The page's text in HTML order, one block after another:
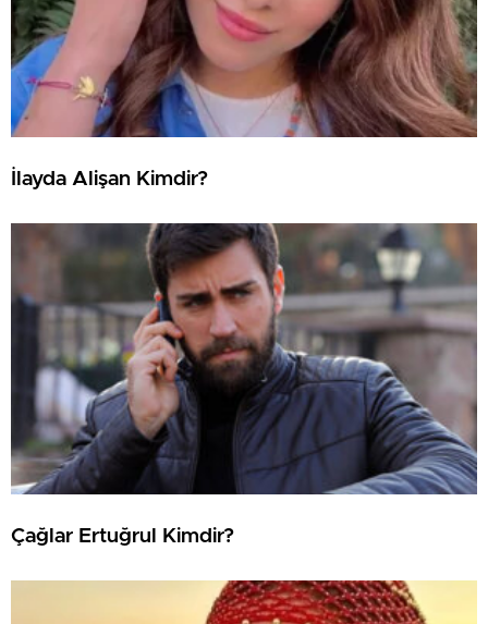
İlayda Alişan Kimdir?
Çağlar Ertuğrul Kimdir?